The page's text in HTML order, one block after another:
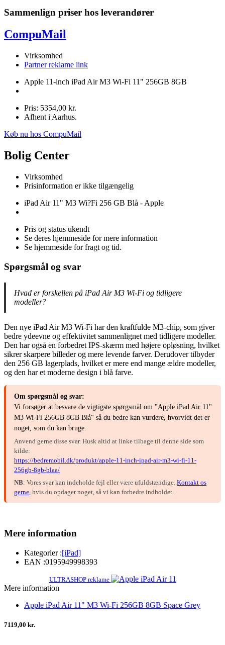
Sammenlign priser hos leverandører
CompuMail
Virksomhed
Partner reklame link
Apple 11-inch iPad Air M3 Wi-Fi 11" 256GB 8GB
Pris: 5354,00 kr.
Afhent i Aarhus.
Køb nu hos CompuMail
Bolig Center
Virksomhed
Prisinformation er ikke tilgængelig
iPad Air 11" M3 Wi?Fi 256 GB Blå - Apple
Pris og status ukendt
Se deres hjemmeside for mere information
Se hjemmeside for fragt og tid.
Spørgsmål og svar
Hvad er forskellen på iPad Air M3 Wi-Fi og tidligere
modeller?
Den nye iPad Air M3 Wi-Fi har den kraftfulde M3-chip, som giver
bedre ydeevne og effektivitet sammenlignet med tidligere modeller.
Den har også en forbedret IPS-skærm med højere opløsning, hvilket
sikrer skarpere billeder og mere levende farver. Derudover tilbyder
den 256 GB lagerplads, hvilket er mere end mange ældre modeller,
og den har et moderne design i blå farve.
Om spørgsmål og svar:
Vi forsøger at besvare de vigtigste spørgsmål om "Apple iPad Air 11"
M3 Wi-Fi 256GB 8GB Blå" så du bedre kan vurdere, hvorvidt det er
noget, som du kan bruge.
Anvend gerne disse svar. Husk altid at linke tilbage til denne side som
kilde:
https://bedremobil.dk/produkt/apple-11-inch-ipad-air-m3-wi-fi-11-
256gb-8gb-blaa/
NB: Vores svar kan indeholde fejl eller være ufuldstændige. Kontakt os
gerne , hvis du opdager noget, så vi kan forbedre indholdet.
Mere information
Kategorier :[iPad]
EAN :0195949998393
ULTRASHOP reklame
Mere information
Apple iPad Air 11" M3 Wi-Fi 256GB 8GB Space Grey
7119,00 kr.